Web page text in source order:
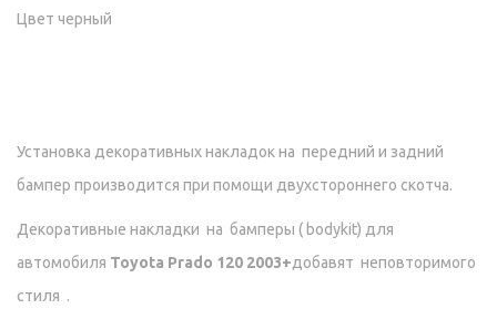
Цвет черный
Установка декоративных накладок на передний и задний
бампер производится при помощи двухстороннего скотча.
Декоративные накладки на бамперы ( bodykit) для
автомобиля Toyota Prado 120 2003+добавят неповторимого
стиля .